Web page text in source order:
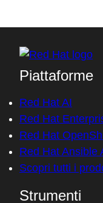
Piattaforme
Red Hat AI
Red Hat
Red Hat
Red Hat Ansible
Scopri tutti i
Strumenti